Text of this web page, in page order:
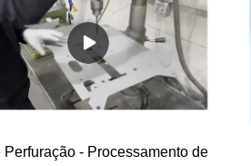
Perfuração - Processamento de